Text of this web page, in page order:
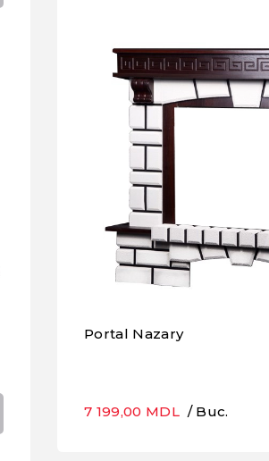
Portal Nazary
7 199,00 MDL / Buc.